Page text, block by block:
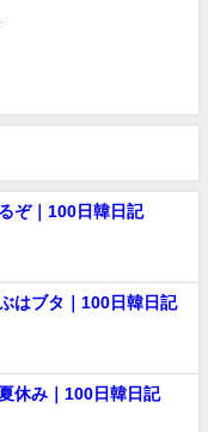
ぞ｜100日韓日記
はブタ｜100日韓日記
休み｜100日韓日記